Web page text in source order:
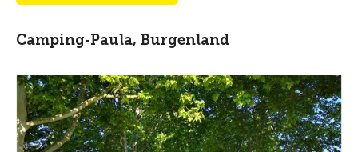
Camping-Paula, Burgenland